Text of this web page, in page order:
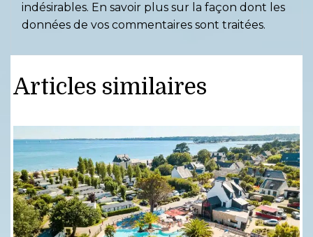
indésirables. En savoir plus sur la façon dont les
données de vos commentaires sont traitées.
Articles similaires